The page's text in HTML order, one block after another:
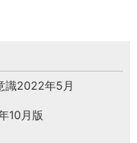
識2022年5月
10月版